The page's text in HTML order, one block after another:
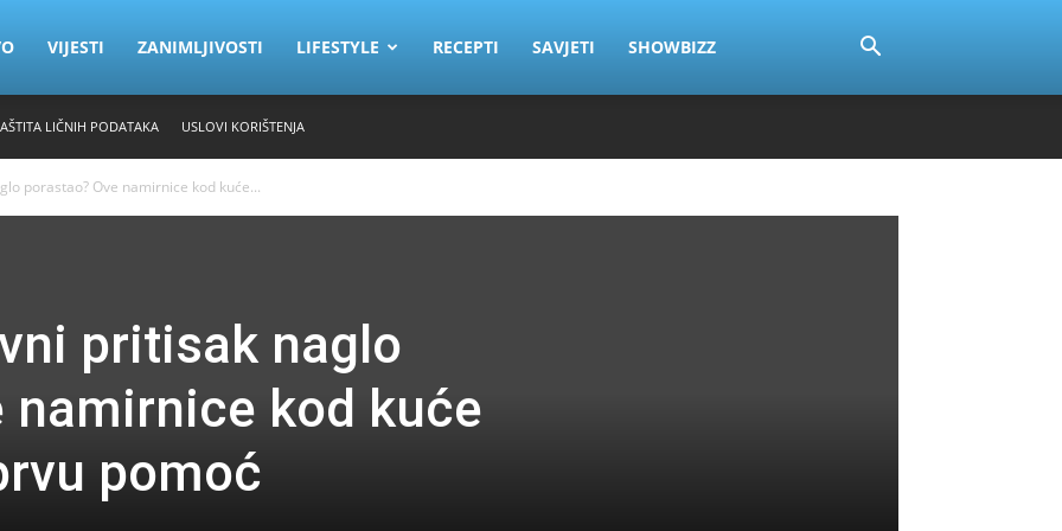
VIJESTI ZANIMLJIVOSTI LIFESTYLE RECEPTI SAVJETI SHOWBIZZ
LIČNIH PODATAKA USLOVI KORIŠTENJA
porastao? Ove namirnice kod kuće...
pritisak naglo
namirnice kod kuće
pomoć